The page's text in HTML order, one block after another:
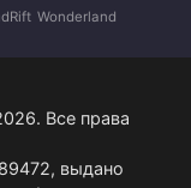
Wonderland
Все права
выдано